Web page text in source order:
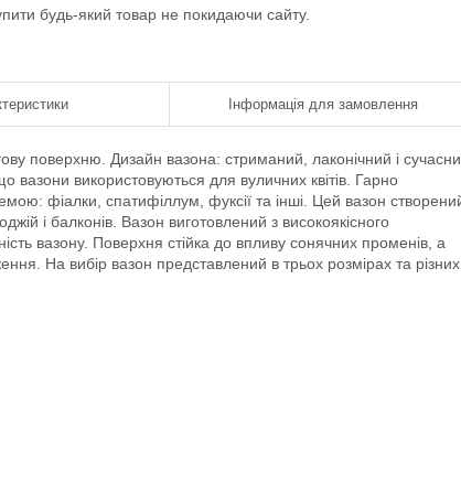
будь-який товар не покидаючи сайту.
Інформація для замовлення
поверхню. Дизайн вазона: стриманий, лаконічний і
вазони використовуються для вуличних квітів. Гарно
фіалки, спатифіллум, фуксії та інші. Цей вазон
і балконів. Вазон виготовлений з високоякісного
вазону. Поверхня стійка до впливу сонячних променів, а
На вибір вазон представлений в трьох розмірах та різних